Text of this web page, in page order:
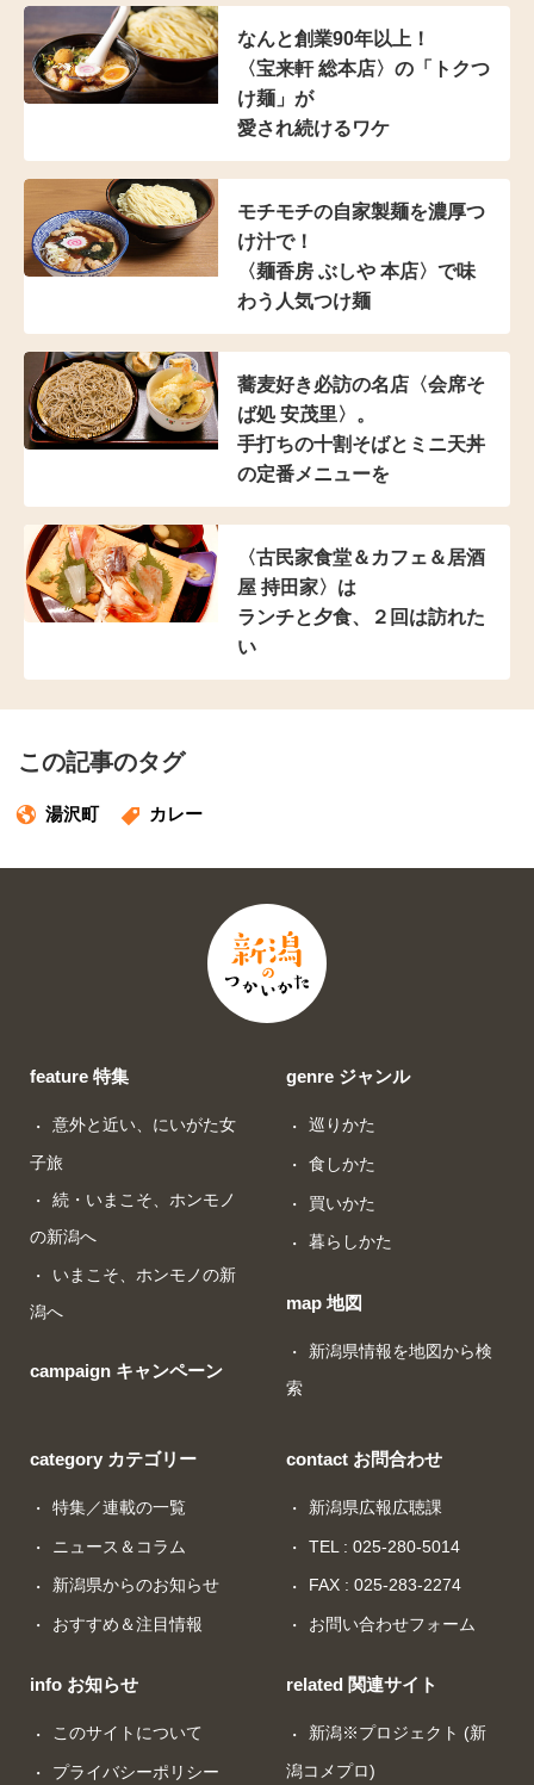
なんと創業90年以上！
〈宝来軒 総本店〉の 「トクつ
け麺」が
愛され続けるワケ
モチモチの自家製麺を濃厚つ
け汁で！
〈麺香房 ぶしや 本店〉 で味
わう人気つけ麺
蕎麦好き必訪の名店 〈会席そ
ば処 安茂里〉。
手打ちの十割そばと ミニ天丼
の定番メニューを
〈古民家食堂＆カフェ ＆居酒
屋 持田家〉は
ランチと夕食、２回は訪れた
い
この記事のタグ
湯沢町 カレー
feature 特集
意外と近い、にいがた女
子旅
続・いまこそ、ホンモノ
の新潟へ
いまこそ、ホンモノの新
潟へ
campaign キャンペーン
genre ジャンル
巡りかた
食しかた
買いかた
暮らしかた
map 地図
新潟県情報を地図から検
索
category カテゴリー
特集／連載の一覧
ニュース＆コラム
新潟県からのお知らせ
おすすめ＆注目情報
info お知らせ
このサイトについて
プライバシーポリシー
contact お問合わせ
新潟県広報広聴課
TEL : 025-280-5014
FAX : 025-283-2274
お問い合わせフォーム
related 関連サイト
新潟※プロジェクト (新
潟コメプロ)